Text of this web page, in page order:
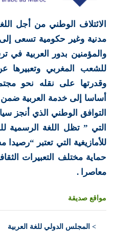
الائتلاف الوطني من أجل
مدنية وغير حكومية تسعى
والمؤمنين بدور العربية في
للشعب المغربي وتعبيرها عن
وقدرتها على نقله نحو
أساسا إلى خدمة العربية
التوافق الوطني الذي أنجز
التي ” تظل اللغة الرسمية
للأمازيغية التي تعتبر
حماية مختلف التعبيرات
معاصرا .
مواقع صديقة
> المجلس الدولي للغة العربية